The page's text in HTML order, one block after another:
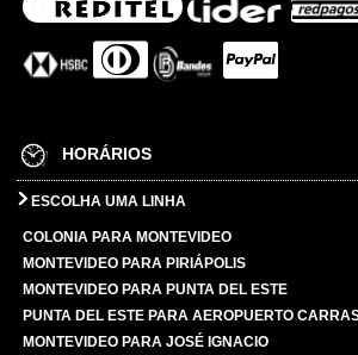
HORÁRIOS
ESCOLHA UMA LINHA
COLONIA PARA MONTEVIDEO
MONTEVIDEO PARA PIRIÁPOLIS
MONTEVIDEO PARA PUNTA DEL ESTE
PUNTA DEL ESTE PARA AEROPUERTO
MONTEVIDEO PARA JOSÉ IGNACIO